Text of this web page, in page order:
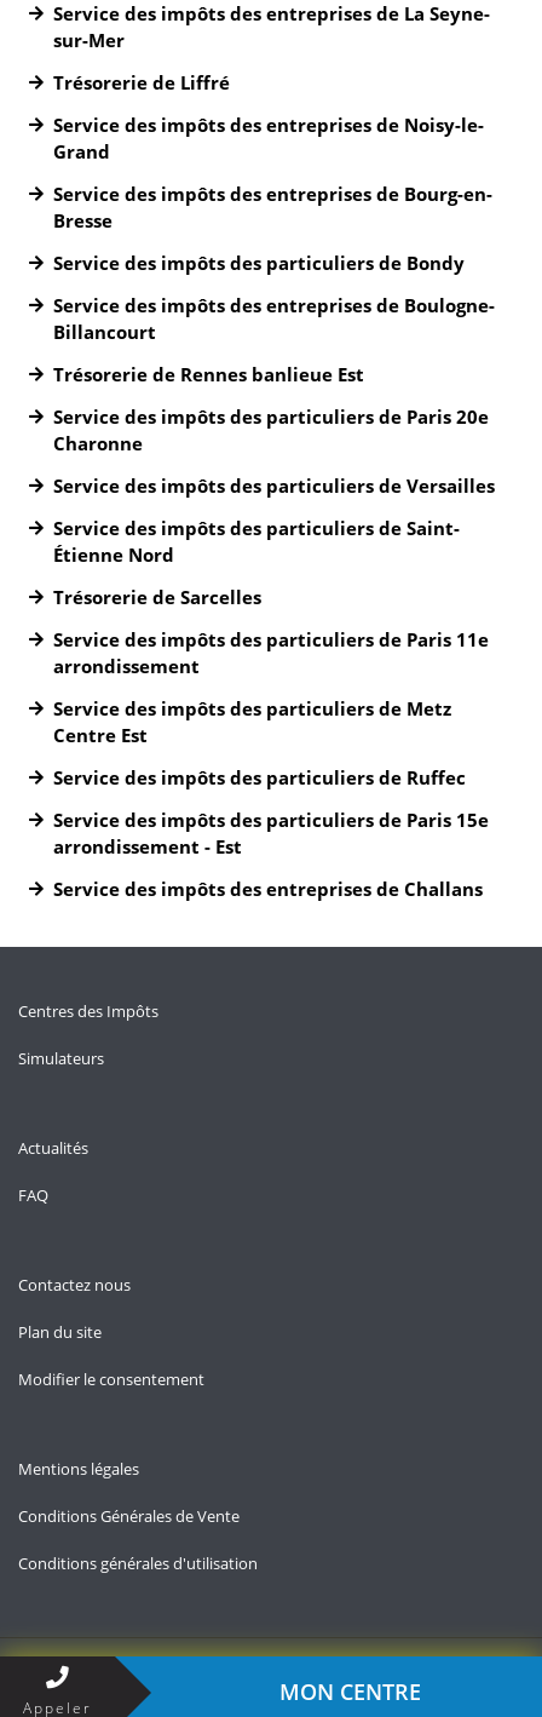
Service des impôts des entreprises de La Seyne-
sur-Mer
Trésorerie de Liffré
Service des impôts des entreprises de Noisy-le-
Grand
Service des impôts des entreprises de Bourg-en-
Bresse
Service des impôts des particuliers de Bondy
Service des impôts des entreprises de Boulogne-
Billancourt
Trésorerie de Rennes banlieue Est
Service des impôts des particuliers de Paris 20e
Charonne
Service des impôts des particuliers de Versailles
Service des impôts des particuliers de Saint-
Étienne Nord
Trésorerie de Sarcelles
Service des impôts des particuliers de Paris 11e
arrondissement
Service des impôts des particuliers de Metz
Centre Est
Service des impôts des particuliers de Ruffec
Service des impôts des particuliers de Paris 15e
arrondissement - Est
Service des impôts des entreprises de Challans
Centres des Impôts
Simulateurs
Actualités
FAQ
Contactez nous
Plan du site
Modifier le consentement
Mentions légales
Conditions Générales de Vente
Conditions générales d'utilisation
Copyright © 2026 — Contact-impots.fr
Appeler
MON CENTRE